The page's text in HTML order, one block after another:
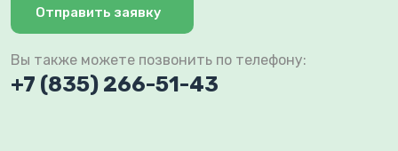
Отправить заявку
Вы также можете позвонить по телефону:
+7 (835) 266-51-43